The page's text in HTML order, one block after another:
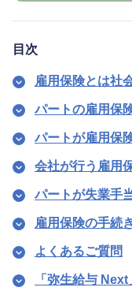
目次
雇用保険とは社
パートの雇用保
パートが雇用保
会社が行う雇用
パートが失業手
雇用保険の手続
よくあるご質問
「弥生給与